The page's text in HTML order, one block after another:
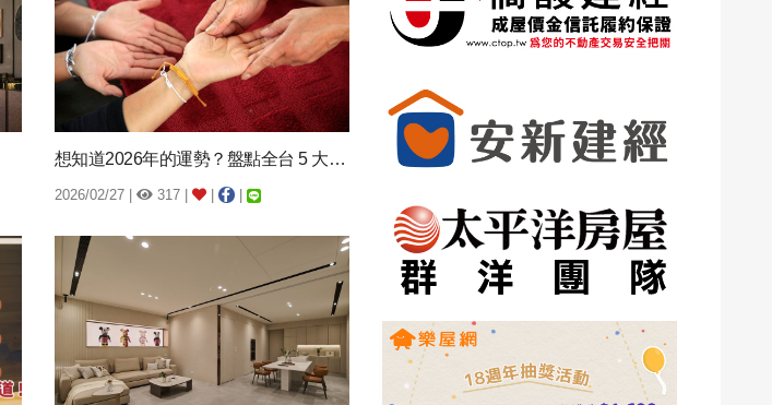
想知道2026年的運勢？盤點全台 5 大算命熱點
2026/02/27 | 317 | | |